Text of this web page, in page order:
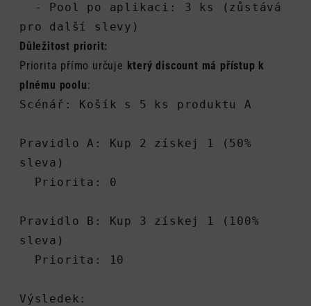
pro další slevy)
Důležitost priorit:
Priorita přímo určuje který discount má přístup k
plnému poolu:
Scénář: Košík s 5 ks produktu A
Pravidlo A: Kup 2 získej 1 (50%
sleva)
  Priorita: 0
Pravidlo B: Kup 3 získej 1 (100%
sleva)
  Priorita: 10
Výsledek: